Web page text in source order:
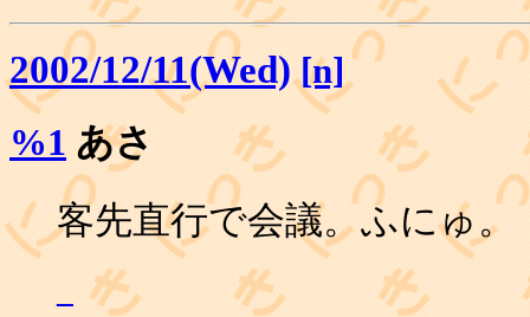
2002/12/11(Wed) [n]
%1 あさ
客先直行で会議。ふにゅ。